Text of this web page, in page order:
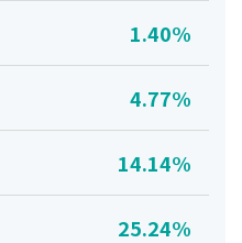
1.40%
4.77%
14.14%
25.24%